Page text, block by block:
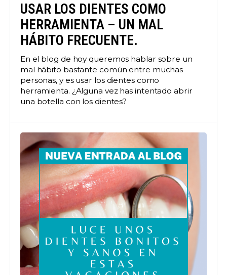
USAR LOS DIENTES COMO
HERRAMIENTA – UN MAL
HÁBITO FRECUENTE.
En el blog de hoy queremos hablar sobre un
mal hábito bastante común entre muchas
personas, y es usar los dientes como
herramienta. ¿Alguna vez has intentado abrir
una botella con los dientes?